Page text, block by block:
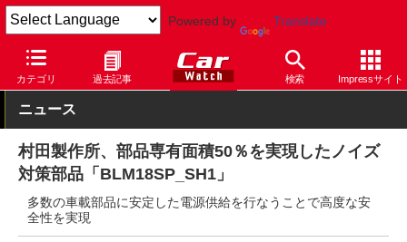
Powered by Translate
カテゴリ 過去記事 検索 Impressサイト
Car Watch 技術 その他
ニュース
村田製作所、部品専有面積50％を実現したノイズ
対策部品「BLM18SP_SH1」
多数の車載部品に安定した電源供給を行なうことで高度な安
全性を実現